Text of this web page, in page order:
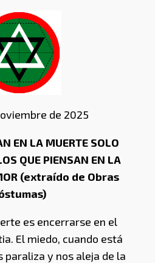
de 2025
EN LA MUERTE SOLO
QUE PIENSAN EN LA
(extraído de Obras
es encerrarse en el
El miedo, cuando está
paraliza y nos aleja de la